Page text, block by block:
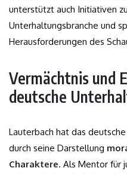
unterstützt auch Initiativen
Unterhaltungsbranche und
Herausforderungen des
Vermächtnis und
deutsche
Lauterbach hat das
durch seine Darstellung
Charaktere. Als Mentor für